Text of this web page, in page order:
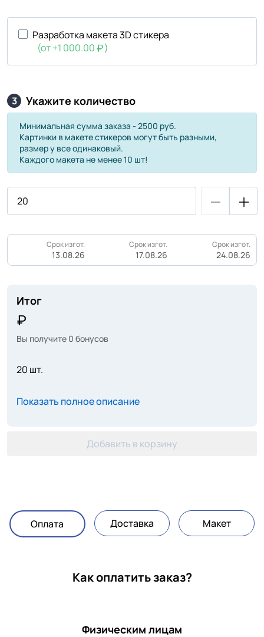
Разработка макета 3D стикера
(от +1 000.00
)
3 Укажите количество
Минимальная сумма заказа - 2500 руб.
Картинки в макете стикеров могут быть разными,
размер у все одинаковый.
Каждого макета не менее 10 шт!
Срок изгот.
13.08.26
Срок изгот.
17.08.26
Срок изгот.
24.08.26
Итог
Вы получите 0 бонусов
20 шт.
Показать полное описание
Добавить в корзину
Оплата Доставка Макет
Как оплатить заказ?
Физическим лицам